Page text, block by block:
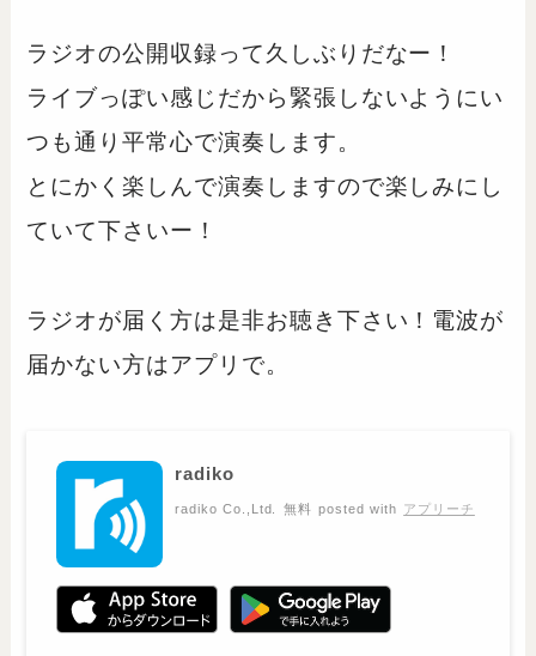
ラジオの公開収録って久しぶりだなー！
ライブっぽい感じだから緊張しないようにい
つも通り平常心で演奏します。
とにかく楽しんで演奏しますので楽しみにし
ていて下さいー！
ラジオが届く方は是非お聴き下さい！電波が
届かない方はアプリで。
radiko
radiko Co.,Ltd. 無料 posted with アプリーチ